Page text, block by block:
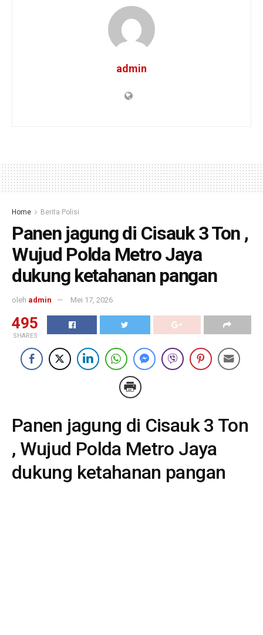
admin
Home Berita Polisi
Panen jagung di Cisauk 3 Ton ,
Wujud Polda Metro Jaya
dukung ketahanan pangan
oleh admin Mei 17, 2026
495
SHARES
Panen jagung di Cisauk 3 Ton
, Wujud Polda Metro Jaya
dukung ketahanan pangan